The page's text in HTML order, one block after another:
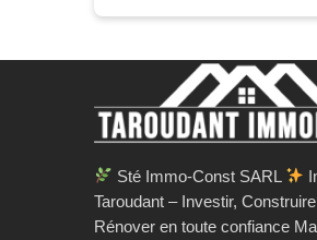
Sté Immo-Const SARL
Taroudant – Investir,
Rénover en toute confiance